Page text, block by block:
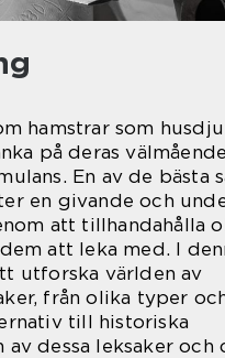
hamstrar som
på deras
En av de bästa
en givande och
att tillhandahålla
att leka med. I
utforska världen av
från olika typer
till historiska
av dessa leksaker och